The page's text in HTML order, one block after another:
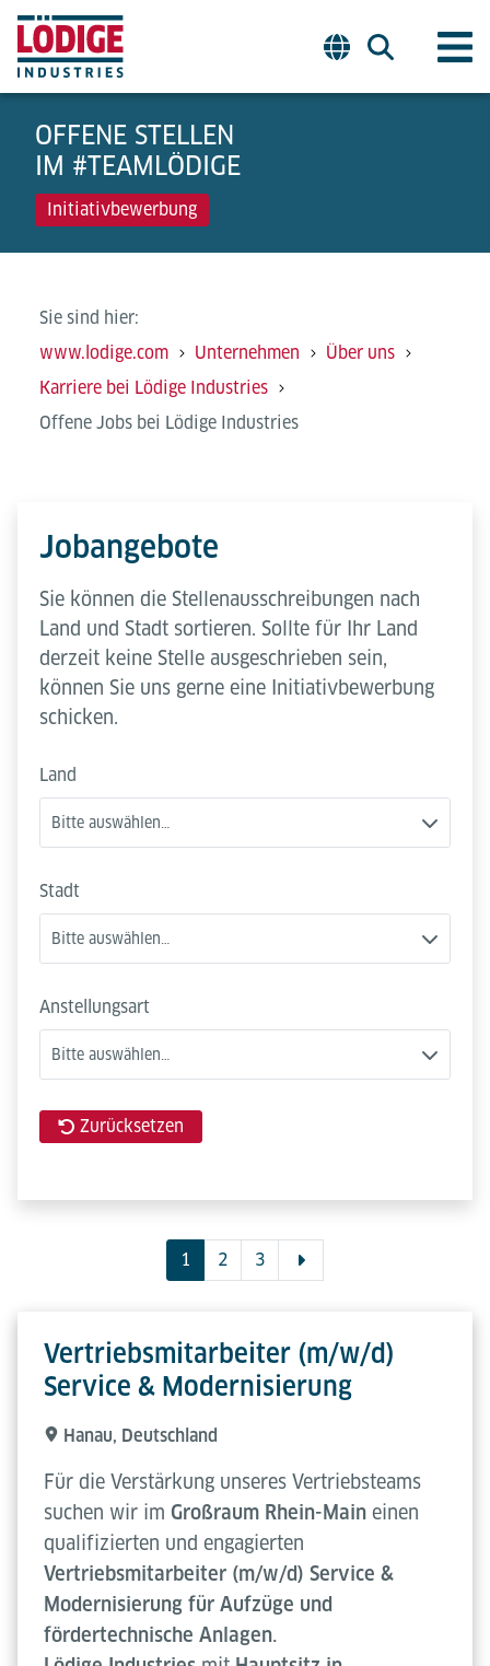
OFFENE STELLEN
IM #TEAMLÖDIGE
Initiativbewerbung
Sie sind hier:
www.lodige.com
Unternehmen
Über uns
Karriere bei Lödige Industries
Offene Jobs bei Lödige Industries
Jobangebote
Sie können die Stellenausschreibungen nach
Land und Stadt sortieren. Sollte für Ihr Land
derzeit keine Stelle ausgeschrieben sein,
können Sie uns gerne eine Initiativbewerbung
schicken.
Land
Bitte auswählen…
Stadt
Bitte auswählen…
Anstellungsart
Bitte auswählen…
Zurücksetzen
1 2 3
Vertriebsmitarbeiter (m/w/d)
Service & Modernisierung
Hanau, Deutschland
Für die Verstärkung unseres Vertriebsteams
suchen wir im Großraum Rhein-Main einen
qualifizierten und engagierten
Vertriebsmitarbeiter (m/w/d) Service &
Modernisierung für Aufzüge und
fördertechnische Anlagen.